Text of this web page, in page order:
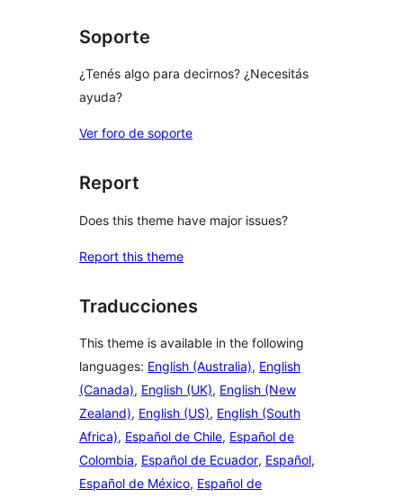
Soporte
¿Tenés algo para decirnos? ¿Necesitás
ayuda?
Ver foro de soporte
Report
Does this theme have major issues?
Report this theme
Traducciones
This theme is available in the following
languages: English (Australia), English
(Canada), English (UK), English (New
Zealand), English (US), English (South
Africa), Español de Chile, Español de
Colombia, Español de Ecuador, Español,
Español de México, Español de